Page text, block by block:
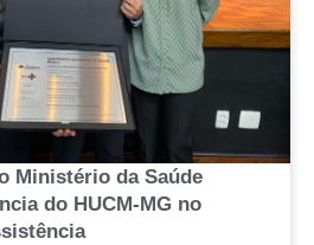
Ministério da Saúde
do HUCM-MG no